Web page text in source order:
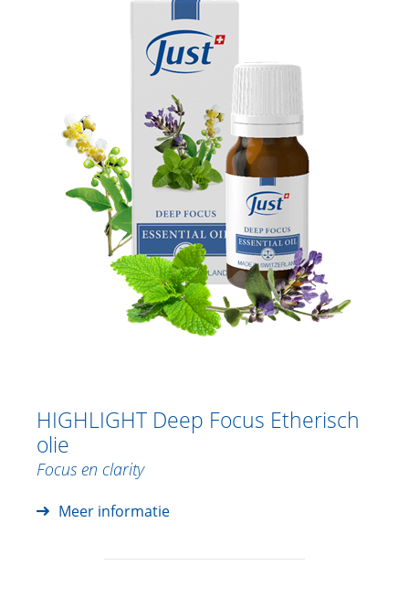
HIGHLIGHT Deep Focus Etherisch
olie
Focus en clarity
Meer informatie